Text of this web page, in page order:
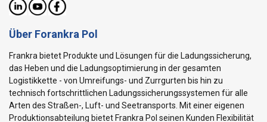
Über Forankra Pol
Frankra bietet Produkte und Lösungen für die Ladungssicherung,
das Heben und die Ladungsoptimierung in der gesamten
Logistikkette - von Umreifungs- und Zurrgurten bis hin zu
technisch fortschrittlichen Ladungssicherungssystemen für alle
Arten des Straßen-, Luft- und Seetransports. Mit einer eigenen
Produktionsabteilung bietet Frankra Pol seinen Kunden Flexibilität